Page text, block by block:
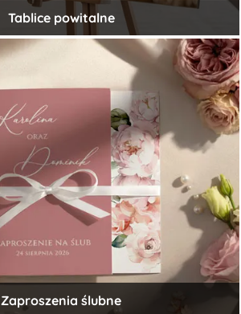
Tablice powitalne
Zaproszenia ślubne